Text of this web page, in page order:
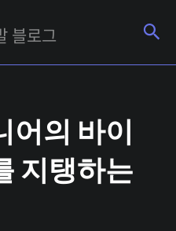
유
개
블
로
그
블로그
어의 바이
지탱하는